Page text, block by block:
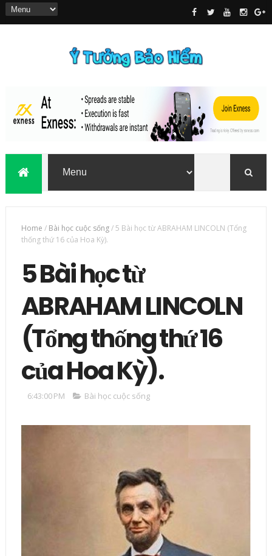
Home / Bài học cuộc sống/5 Bài học từ ABRAHAM LINCOLN (Tổng
thống thứ 16 của Hoa Kỳ).
5 Bài học từ
ABRAHAM LINCOLN
(Tổng thống thứ 16
của Hoa Kỳ).
6:43:00 PM Bài học cuộc sống